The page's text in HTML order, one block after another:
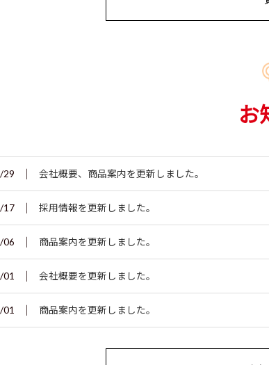
お
29 会社概要、商品案内を更新しました。
17 採用情報を更新しました。
06 商品案内を更新しました。
会社概要を更新しました。
商品案内を更新しました。